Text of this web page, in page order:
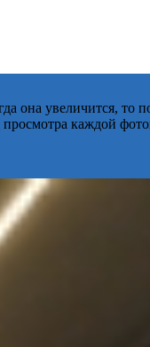
увеличится, то
каждой